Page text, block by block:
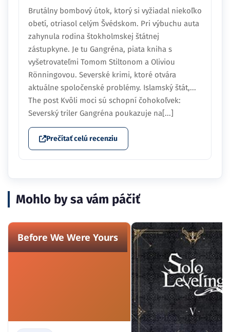
Brutálny bombový útok, ktorý si vyžiadal niekoľko
obetí, otriasol celým Švédskom. Pri výbuchu auta
zahynula rodina štokholmskej štátnej
zástupkyne. Je tu Gangréna, piata kniha s
vyšetrovateľmi Tomom Stiltonom a Oliviou
Rönningovou. Severské krimi, ktoré otvára
aktuálne spoločenské problémy. Islamský štát,...
The post Kvôli moci sú schopní čohokoľvek:
Severský triler Gangréna poukazuje na[...]
Prečítať celú recenziu
Mohlo by sa vám páčiť
Before We Were Yours